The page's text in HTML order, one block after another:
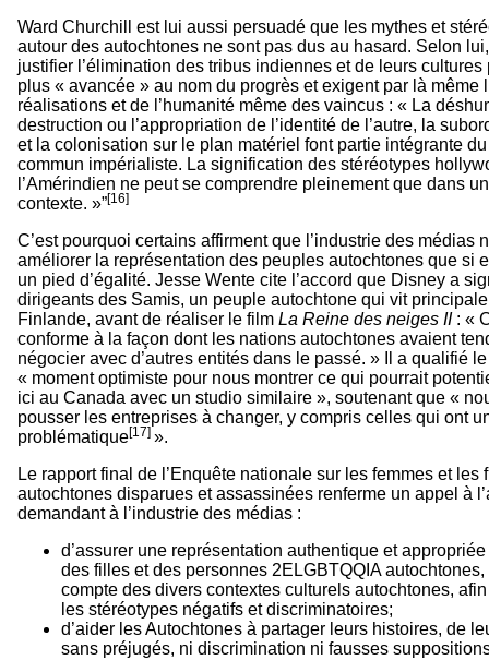
Ward Churchill est lui aussi persuadé que les mythes et
autour des autochtones ne sont pas dus au hasard. Selon
justifier l’élimination des tribus indiennes et de leurs cultures
plus « avancée » au nom du progrès et exigent par là même
réalisations et de l’humanité même des vaincus : « La
destruction ou l’appropriation de l’identité de l’autre, la
et la colonisation sur le plan matériel font partie intégrante
commun impérialiste. La signification des stéréotypes
l’Amérindien ne peut se comprendre pleinement que dans
contexte. »”[16]
C’est pourquoi certains affirment que l’industrie des médias
améliorer la représentation des peuples autochtones que si
un pied d’égalité. Jesse Wente cite l’accord que Disney a
dirigeants des Samis, un peuple autochtone qui vit
Finlande, avant de réaliser le film La Reine des neiges II : «
conforme à la façon dont les nations autochtones avaient
négocier avec d’autres entités dans le passé. » Il a qualifié
« moment optimiste pour nous montrer ce qui pourrait
ici au Canada avec un studio similaire », soutenant que «
pousser les entreprises à changer, y compris celles qui ont
problématique[17]».
Le rapport final de l’Enquête nationale sur les femmes et les
autochtones disparues et assassinées renferme un appel à
demandant à l’industrie des médias :
d’assurer une représentation authentique et
des filles et des personnes 2ELGBTQQIA autochtones,
compte des divers contextes culturels autochtones,
les stéréotypes négatifs et discriminatoires;
d’aider les Autochtones à partager leurs histoires, de
sans préjugés, ni discrimination ni fausses